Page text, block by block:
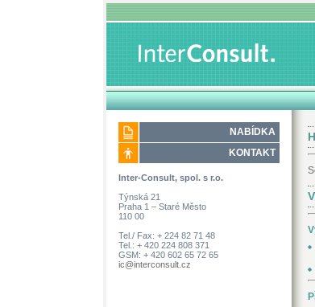
NABÍDKA
KONTAKT
Inter-Consult, spol. s r.o.
Týnská 21
Praha 1 – Staré Město
110 00
Tel./ Fax: + 224 82 71 48
Tel.: + 420 224 808 371
GSM: + 420 602 65 72 65
ic@interconsult.cz